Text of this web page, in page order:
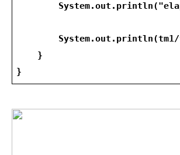
System.out.println(tm1/
}
}